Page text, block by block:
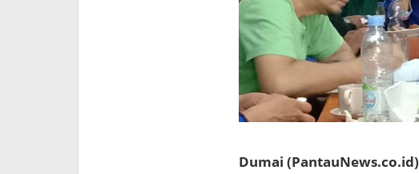
Dumai (PantauNews.co.id)